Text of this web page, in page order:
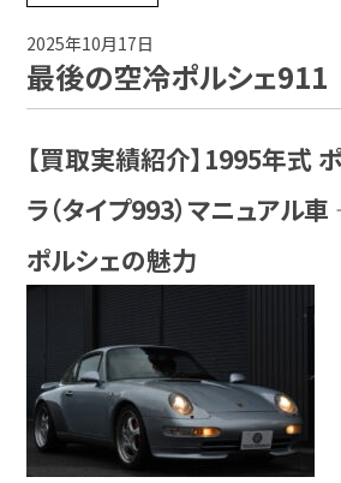
店舗紹介
2025年10月17日
最後の空冷ポルシェ
【買取実績紹介】1995年式
ラ（タイプ993）マニュアル
ポルシェの魅力